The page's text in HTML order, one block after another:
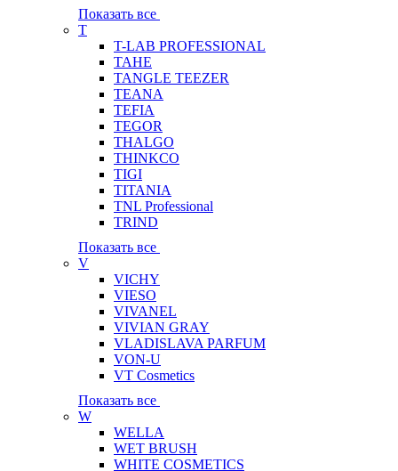
Показать все
T
T-LAB PROFESSIONAL
TAHE
TANGLE TEEZER
TEANA
TEFIA
TEGOR
THALGO
THINKCO
TIGI
TITANIA
TNL Professional
TRIND
Показать все
V
VICHY
VIESO
VIVANEL
VIVIAN GRAY
VLADISLAVA PARFUM
VON-U
VT Cosmetics
Показать все
W
WELLA
WET BRUSH
WHITE COSMETICS